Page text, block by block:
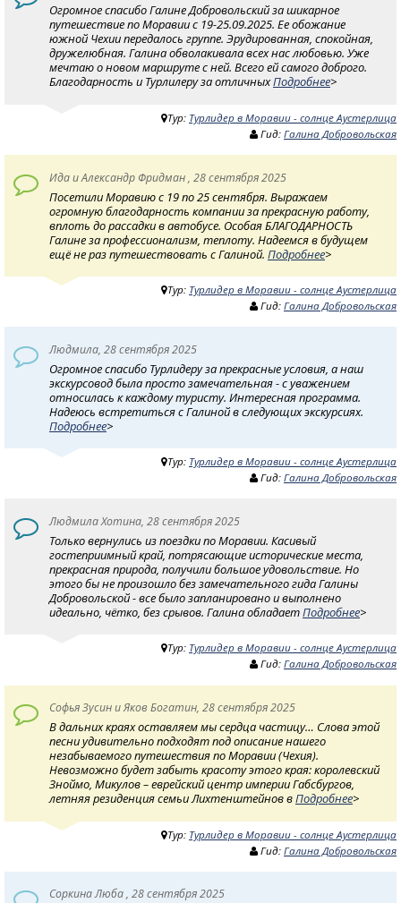
Огромное спасибо Галине Добровольский за шикарное
путешествие по Моравии с 19-25.09.2025. Ее обожание
южной Чехии передалось группе. Эрудированная, спокойная,
дружелюбная. Галина обволакивала всех нас любовью. Уже
мечтаю о новом маршруте с ней. Всего ей самого доброго.
Благодарность и Турлилеру за отличныхПодробнее>
Тур: Турлидер в Моравии - солнце Аустерлица
Гид: Галина Добровольская
Ида и Александр Фридман , 28 сентября 2025
Посетили Моравию с 19 по 25 сентября. Выражаем
огромную благодарность компании за прекрасную работу,
вплоть до рассадки в автобусе. Особая БЛАГОДАРНОСТЬ
Галине за профессионализм, теплоту. Надеемся в будущем
ещё не раз путешествовать с Галиной. Подробнее>
Тур: Турлидер в Моравии - солнце Аустерлица
Гид: Галина Добровольская
Людмила, 28 сентября 2025
Огромное спасибо Турлидеру за прекрасные условия, а наш
экскурсовод была просто замечательная - с уважением
относилась к каждому туристу. Интересная программа.
Надеюсь встретиться с Галиной в следующих экскурсиях.
Подробнее>
Тур: Турлидер в Моравии - солнце Аустерлица
Гид: Галина Добровольская
Людмила Хотина, 28 сентября 2025
Только вернулись из поездки по Моравии. Касивый
гостеприимный край, потрясающие исторические места,
прекрасная природа, получили большое удовольствие. Но
этого бы не произошло без замечательного гида Галины
Добровольской - все было запланировано и выполнено
идеально, чётко, без срывов. Галина обладаетПодробнее>
Тур: Турлидер в Моравии - солнце Аустерлица
Гид: Галина Добровольская
Софья Зусин и Яков Богатин, 28 сентября 2025
В дальних краях оставляем мы сердца частицу… Слова этой
песни удивительно подходят под описание нашего
незабываемого путешествия по Моравии (Чехия).
Невозможно будет забыть красоту этого края: королевский
Зноймо, Микулов – еврейский центр империи Габсбургов,
летняя резиденция семьи Лихтенштейнов вПодробнее>
Тур: Турлидер в Моравии - солнце Аустерлица
Гид: Галина Добровольская
Соркина Люба , 28 сентября 2025